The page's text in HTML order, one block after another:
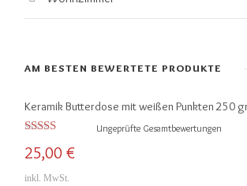
AM BESTEN BEWERTETE PRODUKTE
Keramik Butterdose mit weißen Punkten 250
5.00von 5
Ungeprüfte Gesamtbewertungen
25,00 €
inkl. MwSt.